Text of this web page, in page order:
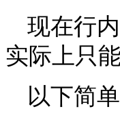
现在行
实际上只
以下简